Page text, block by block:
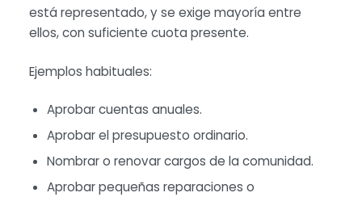
está representado, y se exige mayoría entre
ellos, con suficiente cuota presente.
Ejemplos habituales:
Aprobar cuentas anuales.
Aprobar el presupuesto ordinario.
Nombrar o renovar cargos de la comunidad.
Aprobar pequeñas reparaciones o